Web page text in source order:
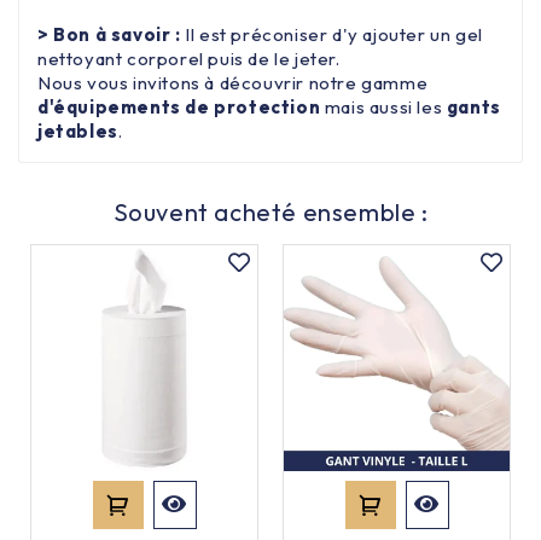
> Bon à savoir : Il est préconiser d'y ajouter un gel
nettoyant corporel puis de le jeter.
Nous vous invitons à découvrir notre gamme
d'équipements de protection mais aussi les gants
jetables.
Souvent acheté ensemble :